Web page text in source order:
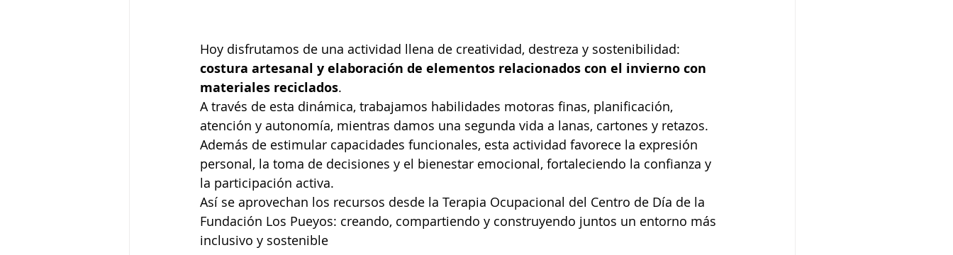
Hoy disfrutamos de una actividad llena de creatividad, destreza y sostenibilidad:
costura artesanal y elaboración de elementos relacionados con el invierno con
materiales reciclados.
A través de esta dinámica, trabajamos habilidades motoras finas, planificación,
atención y autonomía, mientras damos una segunda vida a lanas, cartones y retazos.
Además de estimular capacidades funcionales, esta actividad favorece la expresión
personal, la toma de decisiones y el bienestar emocional, fortaleciendo la confianza y
la participación activa.
Así se aprovechan los recursos desde la Terapia Ocupacional del Centro de Día de la
Fundación Los Pueyos: creando, compartiendo y construyendo juntos un entorno más
inclusivo y sostenible